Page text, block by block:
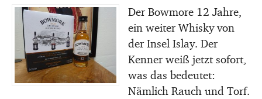
Der Bowmore 12 Jahre,
ein weiter Whisky von
der Insel Islay. Der
Kenner weiß jetzt sofort,
was das bedeutet:
Nämlich Rauch und Torf.